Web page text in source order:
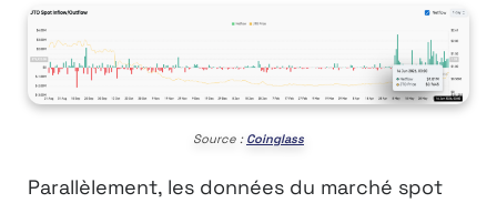
Source : Coinglass
Parallèlement, les données du marché spot